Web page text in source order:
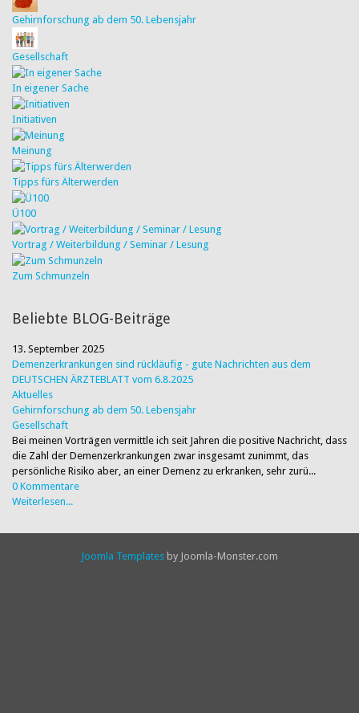
Gehirnforschung ab dem 50. Lebensjahr
Gesellschaft
In eigener Sache
Initiativen
Meinung
Tipps fürs Älterwerden
Ü100
Vortrag / Weiterbildung / Seminar / Lesung
Zum Schmunzeln
Beliebte BLOG-Beiträge
13. September 2025
Demenzerkrankungen sind rückläufig - gute Nachrichten aus dem
DEUTSCHEN ÄRZTEBLATT vom 6.8.2025
Aktuelles
Gehirnforschung ab dem 50. Lebensjahr
Gesellschaft
Bei meinen Vorträgen vermittle ich seit Jahren die positive Nachricht, dass
die Zahl der Demenzerkrankungen zwar insgesamt zunimmt, das
persönliche Risiko aber, an einer Demenz zu erkranken, sehr zurü...
0 Kommentare
Weiterlesen...
Joomla Templates by Joomla-Monster.com